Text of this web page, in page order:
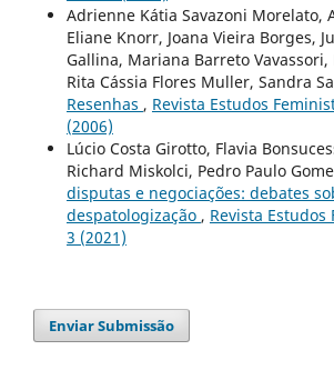
Adrienne Kátia Savazoni Morelato,
Eliane Knorr, Joana Vieira Borges,
Gallina, Mariana Barreto
Rita Cássia Flores Muller, Sandra
Resenhas , Revista Estudos
(2006)
Lúcio Costa Girotto, Flavia
Richard Miskolci, Pedro Paulo
disputas e negociações: debates
despatologização , Revista Estudos
3 (2021)
Enviar Submissão